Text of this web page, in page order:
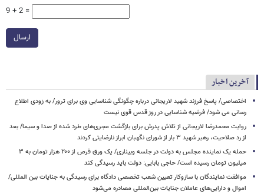
9 + 2 =
ارسال
آخرین اخبار
اختصاصی/ پاسخ فرزند شهید لاریجانی درباره چگونگی شناسایی وی برای ترور/ به زودی اطلاع
رسانی می شود/ فرضیه شناسایی در روز قدس قوی نیست
روایت محمدرضا لاریجانی از تلاش پدرش برای بازگشت مجری‌های طرد شده از صدا و سیما/ بعد
از رد صلاحیت، رهبر شهید ۳ بار از شورای نگهبان ابراز نارضایتی کردند
حمله یک نماینده مجلس به دولت در جلسه وبیناری/ یک ورق قرص از ۲۰۰ هزار تومان به ۳
میلیون تومان رسیده است/ حاجی بابایی: دولت باید رسیدگی کند
موافقت نمایندگان با سازوکار تعیین شعب تخصصی دادگاه برای رسیدگی به جنایات بین المللی/
اموال و دارایی‌های عاملان جنایات بین‌المللی مصادره می‌شود